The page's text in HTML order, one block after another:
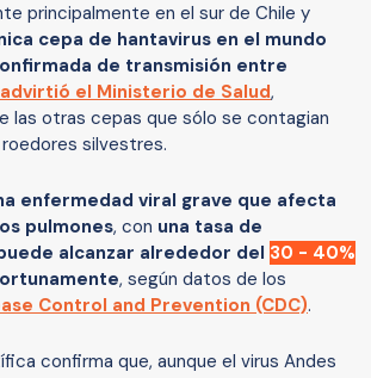
principalmente en el sur de Chile y
cepa de hantavirus en el mundo
de transmisión entre
el Ministerio de Salud,
las otras cepas que sólo se contagian
silvestres.
enfermedad viral grave que afecta
pulmones, con una tasa de
alcanzar alrededor del 30 - 40%
, según datos de los
Control and Prevention (CDC).
confirma que, aunque el virus Andes